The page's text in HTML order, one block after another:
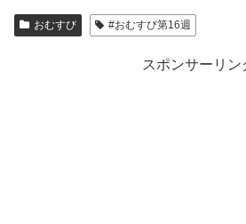
おむすび #おむすび第16週
スポンサーリン